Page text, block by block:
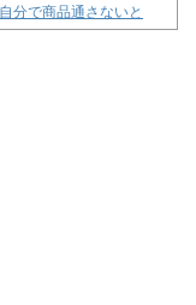
分で商品通さないと